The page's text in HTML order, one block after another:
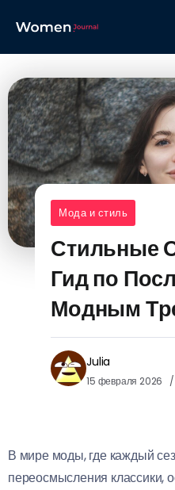
Мода и стиль
Стильные
Гид по
Модным
Julia
15 февраля 2026
В мире моды, где каждый
переосмысления классики,